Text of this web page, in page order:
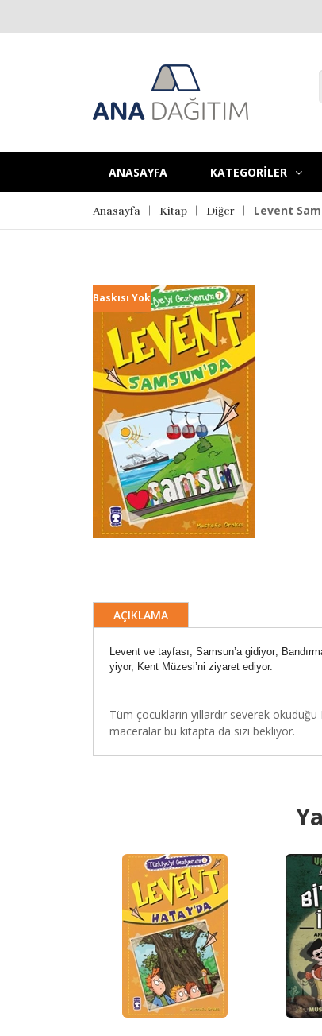
ANASAYFA KATEGORİLER
Anasayfa Kitap Diğer Levent
Baskısı Yok
AÇIKLAMA
Levent ve tayfası, Samsun’a gidiyor;
yiyor, Kent Müzesi’ni ziyaret ediyor.
Tüm çocukların yıllardır severek
maceralar bu kitapta da sizi bekliyor.